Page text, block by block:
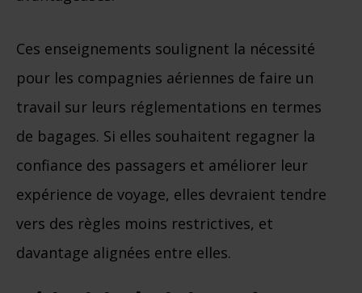
Ces enseignements soulignent la nécessité
pour les compagnies aériennes de faire un
travail sur leurs réglementations en termes
de bagages. Si elles souhaitent regagner la
confiance des passagers et améliorer leur
expérience de voyage, elles devraient tendre
vers des règles moins restrictives, et
davantage alignées entre elles.